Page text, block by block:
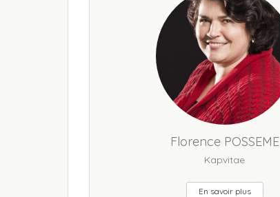
Florence POSSEME
Kapvitae
En savoir plus